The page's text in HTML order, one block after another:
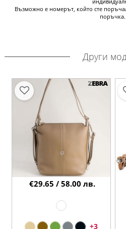
Възможно е номерът, който сте
поръчка.
Други
+3
€29.65 / 58.00 лв.